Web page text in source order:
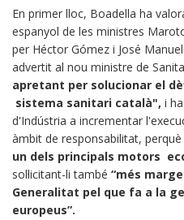
En primer lloc, Boadella ha
espanyol de les ministres
per Héctor Gómez i José
advertit al nou ministre de
apretant per solucionar el
sistema sanitari català", i
d'Indústria a incrementar
àmbit de responsabilitat, perquè
un dels principals motors
sol·licitant-li també “més
Generalitat pel que fa a la
europeus”.